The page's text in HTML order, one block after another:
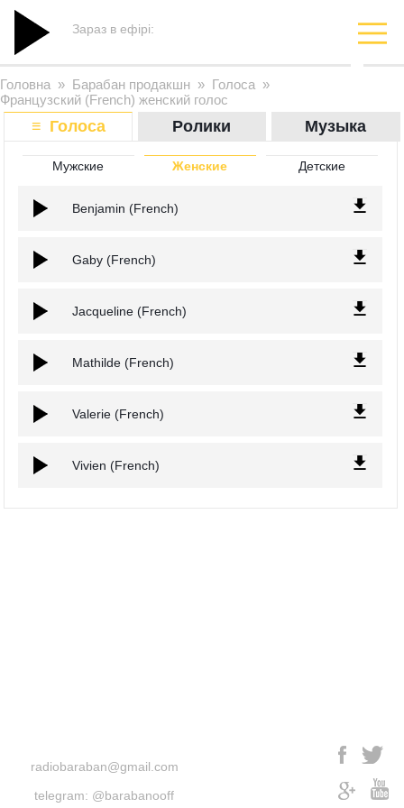
Зараз в ефірі:
Головна » Барабан продакшн » Голоса »
Французский (French) женский голос
≡ Голоса Ролики Музыка
Мужские Женские Детские
Benjamin (French)
Gaby (French)
Jacqueline (French)
Mathilde (French)
Valerie (French)
Vivien (French)
radiobaraban@gmail.com
telegram: @barabanooff